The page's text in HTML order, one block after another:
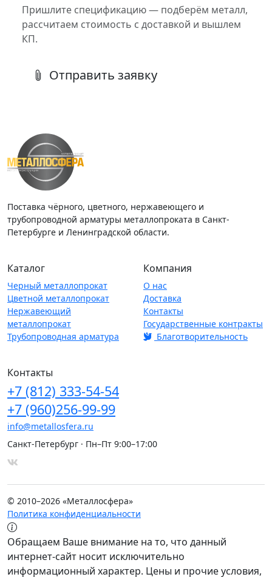
Пришлите спецификацию — подберём металл,
рассчитаем стоимость с доставкой и вышлем
КП.
Отправить заявку
Поставка чёрного, цветного, нержавеющего и
трубопроводной арматуры металлопроката в Санкт-
Петербурге и Ленинградской области.
Каталог
Черный металлопрокат
Цветной металлопрокат
Нержавеющий
металлопрокат
Трубопроводная арматура
Компания
О нас
Доставка
Контакты
Государственные контракты
Благотворительность
Контакты
+7 (812) 333-54-54
+7 (960)256-99-99
info@metallosfera.ru
Санкт-Петербург · Пн–Пт 9:00–17:00
© 2010–2026 «Металлосфера»
Политика конфиденциальности
Обращаем Ваше внимание на то, что данный
интернет-сайт носит исключительно
информационный характер. Цены и прочие условия,